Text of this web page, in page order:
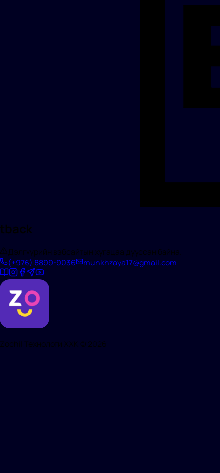
tback
Дэлгүүрийн вэбсайтын хугацаа дууссан байна.
(+976) 8899-9036 munkhzaya17@gmail.com
Zochil Технологи ХХК © 2026